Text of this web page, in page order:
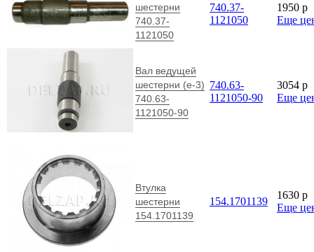
шестерни
740.37-
1121050
740.37-
1121050
1950 p
Еще
Вал ведущей
шестерни (е-3)
740.63-
1121050-90
740.63-
1121050-90
3054 p
Еще
Втулка
шестерни
154.1701139
154.1701139
1630 p
Еще